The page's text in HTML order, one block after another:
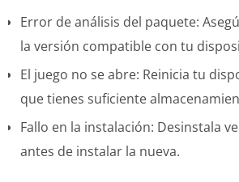
Error de análisis del paquete:
la versión compatible con tu
El juego no se abre: Reinicia tu
que tienes suficiente
Fallo en la instalación: Desinstala
antes de instalar la nueva.